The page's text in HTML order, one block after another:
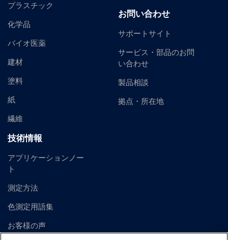
プラスチック
化学品
バイオ医薬
建材
塗料
紙
繊維
技術情報
アプリケーションノー
ト
測定方法
色測定用語集
お客様の声
お問い合わせ
サポートサイト
サービス・部品のお問
い合わせ
製品相談
拠点・所在地